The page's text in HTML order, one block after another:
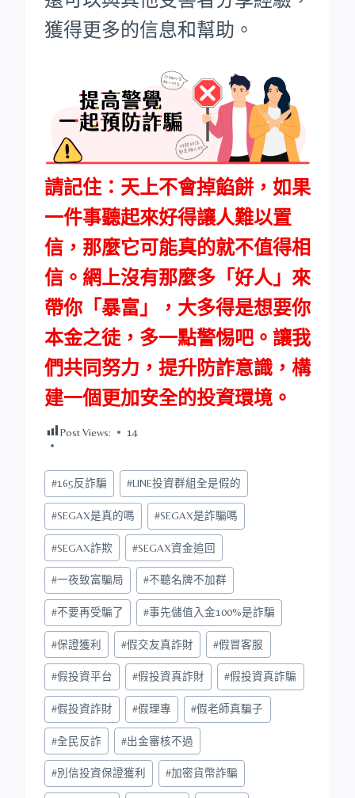
獲得更多的信息和幫助。
請記住：天上不會掉餡餅，如果
一件事聽起來好得讓人難以置
信，那麼它可能真的就不值得相
信。網上沒有那麼多「好人」來
帶你「暴富」，大多得是想要你
本金之徒，多一點警惕吧。讓我
們共同努力，提升防詐意識，構
建一個更加安全的投資環境。
Post Views: 14
Post
Tags:
#165反詐騙 #LINE投資群組全是假的
#SEGAX是真的嗎 #SEGAX是詐騙嗎
#SEGAX詐欺 #SEGAX資金追回
#一夜致富騙局 #不聽名牌不加群
#不要再受騙了 #事先儲值入金100%是詐騙
#保證獲利 #假交友真詐財 #假冒客服
#假投資平台 #假投資真詐財 #假投資真詐騙
#假投資詐財 #假理專 #假老師真騙子
#全民反詐 #出金審核不過
#別信投資保證獲利 #加密貨幣詐騙